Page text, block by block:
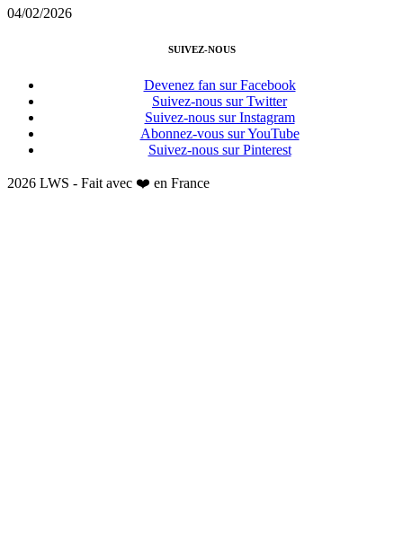
04/02/2026
SUIVEZ-NOUS
Devenez fan sur Facebook
Suivez-nous sur Twitter
Suivez-nous sur Instagram
Abonnez-vous sur YouTube
Suivez-nous sur Pinterest
2026 LWS - Fait avec ❤️ en France